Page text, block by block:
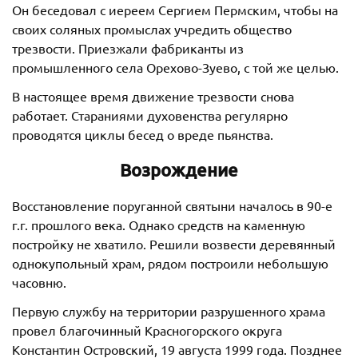
Он беседовал с иереем Сергием Пермским, чтобы на
своих соляных промыслах учредить общество
трезвости. Приезжали фабриканты из
промышленного села Орехово-Зуево, с той же целью.
В настоящее время движение трезвости снова
работает. Стараниями духовенства регулярно
проводятся циклы бесед о вреде пьянства.
Возрождение
Восстановление поруганной святыни началось в 90-е
г.г. прошлого века. Однако средств на каменную
постройку не хватило. Решили возвести деревянный
однокупольный храм, рядом построили небольшую
часовню.
Первую службу на территории разрушенного храма
провел благочинный Красногорского округа
Константин Островский, 19 августа 1999 года. Позднее